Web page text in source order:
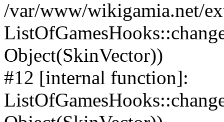
/var/www/wikigamia.net/
Object(SkinVector))
#12 [internal function]: